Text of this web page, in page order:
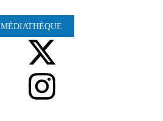
MÉDIATHÈQUE